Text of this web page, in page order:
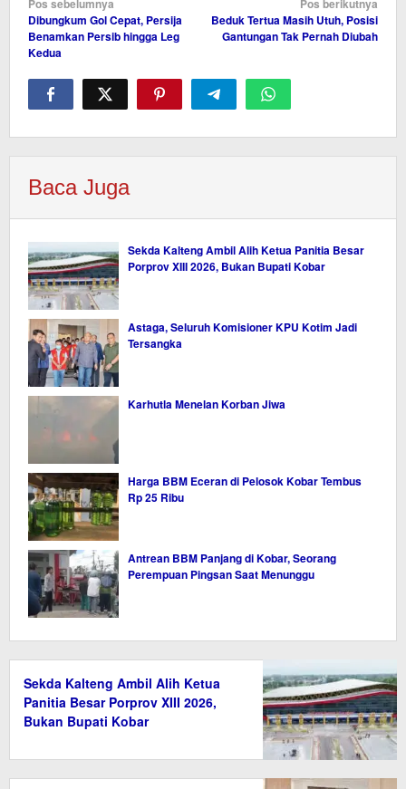
Navigasi
pos
Dibungkum Gol Cepat, Persija
Benamkan Persib hingga Leg
Kedua
Beduk Tertua Masih Utuh, Posisi
Gantungan Tak Pernah Diubah
Baca Juga
Sekda Kalteng Ambil Alih Ketua Panitia Besar
Porprov XIII 2026, Bukan Bupati Kobar
Astaga, Seluruh Komisioner KPU Kotim Jadi
Tersangka
Karhutla Menelan Korban Jiwa
Harga BBM Eceran di Pelosok Kobar Tembus
Rp 25 Ribu
Antrean BBM Panjang di Kobar, Seorang
Perempuan Pingsan Saat Menunggu
Sekda Kalteng Ambil Alih Ketua
Panitia Besar Porprov XIII 2026,
Bukan Bupati Kobar